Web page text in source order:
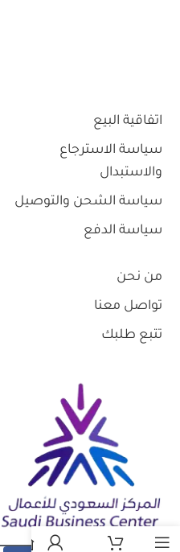
اتفاقية البيع
سياسة الاسترجاع
والاستبدال
سياسة الشحن والتوصيل
سياسة الدفع
من نحن
تواصل معنا
تتبع طلبك